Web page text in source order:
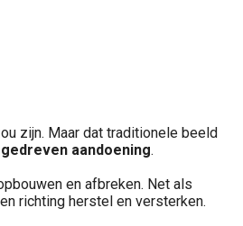
zijn. Maar dat traditionele beeld
aandoening.
en afbreken. Net als
richting herstel en versterken.